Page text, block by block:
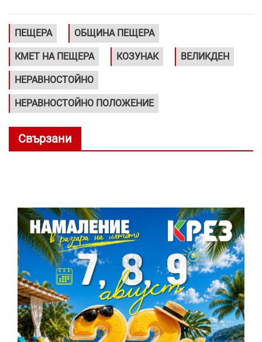
ПЕЩЕРА ОБЩИНА ПЕЩЕРА
КМЕТ НА ПЕЩЕРА КОЗУНАК ВЕЛИКДЕН
НЕРАВНОСТОЙНО
НЕРАВНОСТОЙНО ПОЛОЖЕНИЕ
Свързани